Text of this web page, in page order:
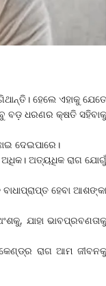
ହେଲେ ଏହାକୁ ଯେତେ
ବଡ଼ ଧରଣର କ୍ଷତି ସହିବାକୁ
ଦେଇପାରେ।
ଅଧିକ। ଅତ୍ୟଧିକ ରାଗ ଯୋଗୁଁ
ହେବା ଆଶଙ୍କା
ଯାହା ଭାବପ୍ରବଣତାକୁ
ରାଗ ଆମ ଜୀବନକୁ